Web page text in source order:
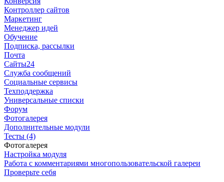
Контроллер сайтов
Маркетинг
Менеджер идей
Обучение
Подписка, рассылки
Почта
Сайты24
Служба сообщений
Социальные сервисы
Техподдержка
Универсальные списки
Форум
Фотогалерея
Дополнительные модули
Тесты (4)
Фотогалерея
Настройка модуля
Работа с комментариями многопользовательской галереи
Проверьте себя